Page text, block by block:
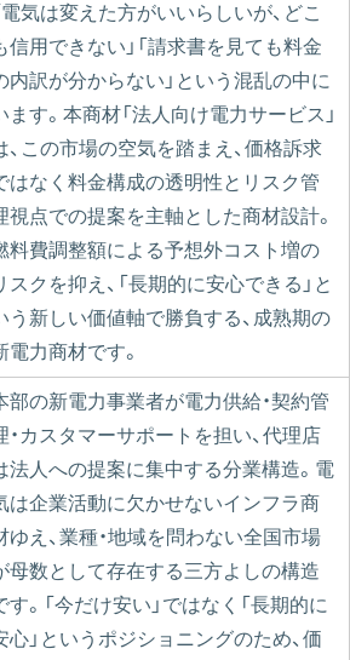
電気は変えた方がいいらしいが、どこ
信用できない」「請求書を見ても料金
内訳が分からない」という混乱の中に
ます。本商材「法人向け電力サービス」
、この市場の空気を踏まえ、価格訴求
はなく料金構成の透明性とリスク管
視点での提案を主軸とした商材設計。
料費調整額による予想外コスト増の
スクを抑え、「長期的に安心できる」と
う新しい価値軸で勝負する、成熟期の
電力商材です。
部の新電力事業者が電力供給・契約管
・カスタマーサポートを担い、代理店
法人への提案に集中する分業構造。電
は企業活動に欠かせないインフラ商
ゆえ、業種・地域を問わない全国市場
母数として存在する三方よしの構造
す。「今だけ安い」ではなく「長期的に
心」というポジショニングのため、価